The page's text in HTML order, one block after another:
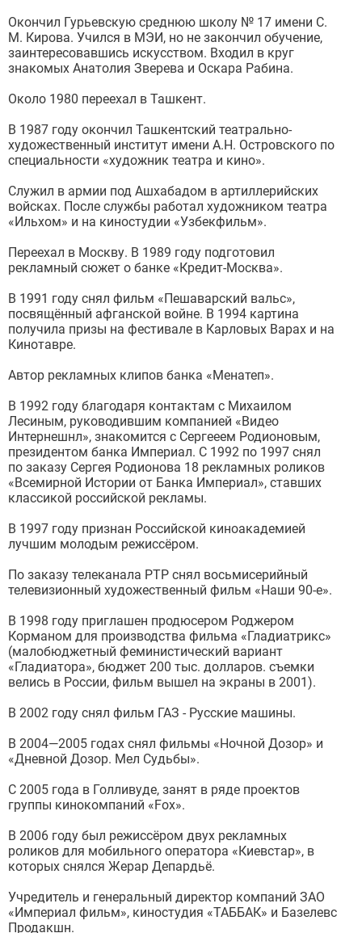
Окончил Гурьевскую среднюю школу № 17 имени С.
М. Кирова. Учился в МЭИ, но не закончил обучение,
заинтересовавшись искусством. Входил в круг
знакомых Анатолия Зверева и Оскара Рабина.
Около 1980 переехал в Ташкент.
В 1987 году окончил Ташкентский театрально-
художественный институт имени А.Н. Островского по
специальности «художник театра и кино».
Служил в армии под Ашхабадом в артиллерийских
войсках. После службы работал художником театра
«Ильхом» и на киностудии «Узбекфильм».
Переехал в Москву. В 1989 году подготовил
рекламный сюжет о банке «Кредит-Москва».
В 1991 году снял фильм «Пешаварский вальс»,
посвящённый афганской войне. В 1994 картина
получила призы на фестивале в Карловых Варах и на
Кинотавре.
Автор рекламных клипов банка «Менатеп».
В 1992 году благодаря контактам с Михаилом
Лесиным, руководившим компанией «Видео
Интернешнл», знакомится с Сергееем Родионовым,
президентом банка Империал. С 1992 по 1997 снял
по заказу Сергея Родионова 18 рекламных роликов
«Всемирной Истории от Банка Империал», ставших
классикой российской рекламы.
В 1997 году признан Российской киноакадемией
лучшим молодым режиссёром.
По заказу телеканала РТР снял восьмисерийный
телевизионный художественный фильм «Наши 90-е».
В 1998 году приглашен продюсером Роджером
Корманом для производства фильма «Гладиатрикс»
(малобюджетный феминистический вариант
«Гладиатора», бюджет 200 тыс. долларов. съемки
велись в России, фильм вышел на экраны в 2001).
В 2002 году снял фильм ГАЗ - Русские машины.
В 2004—2005 годах снял фильмы «Ночной Дозор» и
«Дневной Дозор. Мел Судьбы».
С 2005 года в Голливуде, занят в ряде проектов
группы кинокомпаний «Fox».
В 2006 году был режиссёром двух рекламных
роликов для мобильного оператора «Киевстар», в
которых снялся Жерар Депардьё.
Учредитель и генеральный директор компаний ЗАО
«Империал фильм», киностудия «ТАББАК» и Базелевс
Продакшн.